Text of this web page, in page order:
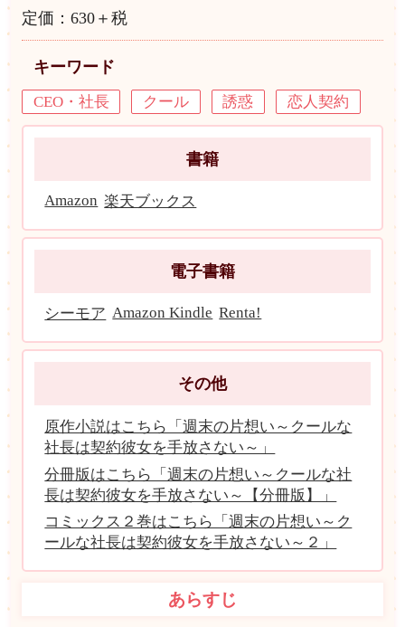
定価：630＋税
キーワード
CEO・社長 クール 誘惑 恋人契約
書籍
Amazon 楽天ブックス
電子書籍
シーモア Amazon Kindle Renta!
その他
原作小説はこちら「週末の片想い～クールな
社長は契約彼女を手放さない～」
分冊版はこちら「週末の片想い～クールな社
長は契約彼女を手放さない～【分冊版】」
コミックス２巻はこちら「週末の片想い～ク
ールな社長は契約彼女を手放さない～２」
あらすじ